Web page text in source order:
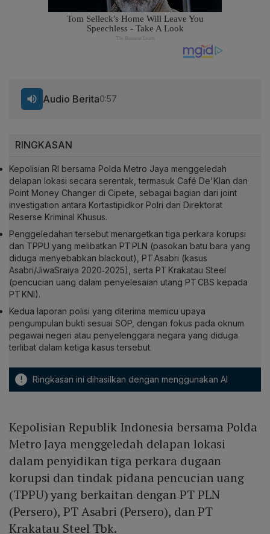
RINGKASAN
Kepolisian RI bersama Polda Metro Jaya menggeledah
delapan lokasi secara serentak, termasuk Café De'Klan dan
Point Money Changer di Cipete, sebagai bagian dari joint
investigation antara Kortastipidkor Polri dan Direktorat
Reserse Kriminal Khusus.
Penggeledahan tersebut menargetkan tiga perkara korupsi
dan TPPU yang melibatkan PT PLN (pasokan batu bara yang
diduga menyebabkan blackout), PT Asabri (kasus
Asabri/JiwaSraiya 2020‑2025), serta PT Krakatau Steel
(pencucian uang dalam penyelesaian utang PT CBS kepada
PT KNI).
Kedua laporan polisi yang diterima memicu upaya
pengumpulan bukti sesuai SOP, dengan fokus pada oknum
pegawai negeri atau penyelenggara negara yang diduga
terlibat dalam ketiga kasus tersebut.
! Ringkasan ini dihasilkan dengan menggunakan AI
Audio Berita0:57
Kepolisian Republik Indonesia bersama Polda
Metro Jaya menggeledah delapan lokasi
dalam penyidikan tiga perkara dugaan
korupsi dan tindak pidana pencucian uang
(TPPU) yang berkaitan dengan PT PLN
(Persero), PT Asabri (Persero), dan PT
Krakatau Steel Tbk.